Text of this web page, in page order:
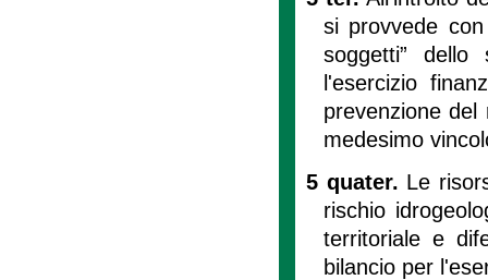
si provvede
soggetti”
l'esercizio
prevenzione
medesimo
5 quater. Le
rischio
territoriale e
bilancio per